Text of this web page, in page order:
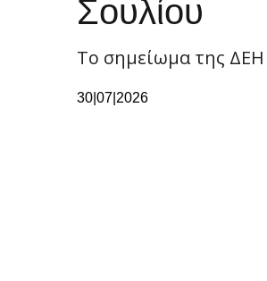
Σουλίου
Το σημείωμα της ΔΕΗ
30|07|2026